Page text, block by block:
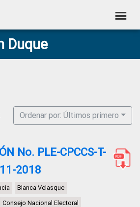
herramientas
Duque
Ordenar por: Últimos primero
No. PLE-CPCCS-T-
2018
Blanca Velasque
Consejo Nacional Electoral